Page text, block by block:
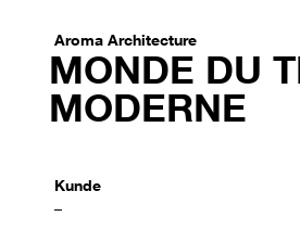
Aroma Architecture
MONDE DU
MODERNE
Kunde
–